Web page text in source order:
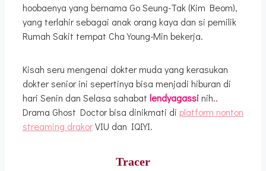
hoobaenya yang bernama Go Seung-Tak (Kim Beom),
yang terlahir sebagai anak orang kaya dan si pemilik
Rumah Sakit tempat Cha Young-Min bekerja.
Kisah seru mengenai dokter muda yang kerasukan
dokter senior ini sepertinya bisa menjadi hiburan di
hari Senin dan Selasa sahabat lendyagassinih..
Drama Ghost Doctor bisa dinikmati di platform nonton
streaming drakorVIU dan IQIYI.
Tracer